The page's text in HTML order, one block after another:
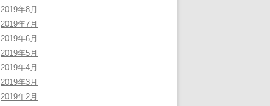
2019年8月
2019年7月
2019年6月
2019年5月
2019年4月
2019年3月
2019年2月